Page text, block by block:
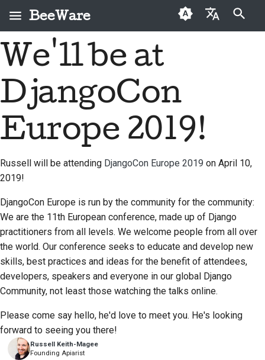
BeeWare
Dansk
Deutsch
Español
Français
Italiano
日本語
한국어
Inizializza la ricerca
Che cos'è BeeWare?
Il Team Bee
Storia e filosofia
Storie di successo
Contatti
Linee guida per il
marchio
Codice di condotta
della comunità
BeeWare
Governance
noleggio
Nuovi collaboratori
Guida ai contributi
Risolvi un problema
Implementare una
nuova funzionalità
Scrivere la
Esamina una richiesta
pull
Proponi una nuova
funzionalità
Traduci contenuto
Guida allo sprint
commemorative
2026
2025
2024
2022
2021
2020
2019
2018
2016
2015
Buzz
Events
Resources
Russell Keith-Magee
Founding Apiarist
We'll be at
DjangoCon
Europe 2019!
Russell will be attending DjangoCon Europe 2019 on April 10,
2019!
DjangoCon Europe is run by the community for the community:
We are the 11th European conference, made up of Django
practitioners from all levels. We welcome people from all over
the world. Our conference seeks to educate and develop new
skills, best practices and ideas for the benefit of attendees,
developers, speakers and everyone in our global Django
Community, not least those watching the talks online.
Please come say hello, he'd love to meet you. He's looking
forward to seeing you there!